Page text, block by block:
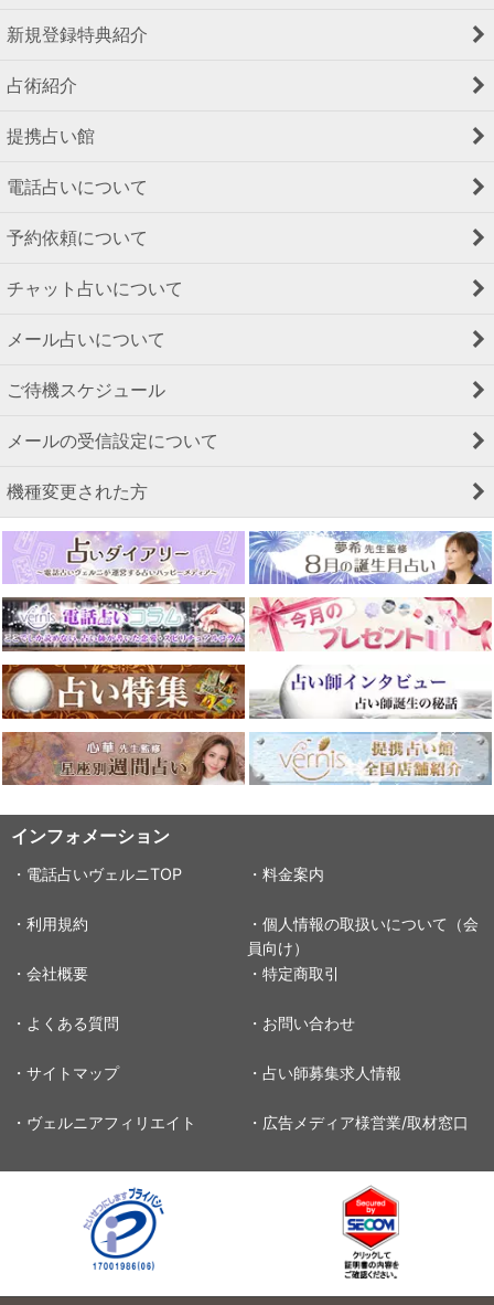
新規登録特典紹介
占術紹介
提携占い館
電話占いについて
予約依頼について
チャット占いについて
メール占いについて
ご待機スケジュール
メールの受信設定について
機種変更された方
インフォメーション
・電話占いヴェルニTOP ・料金案内
・利用規約
・個人情報の取扱いについて（会
員向け）
・会社概要
・特定商取引
・よくある質問 ・お問い合わせ
・サイトマップ ・占い師募集求人情報
・ヴェルニアフィリエイト ・広告メディア様営業/取材窓口